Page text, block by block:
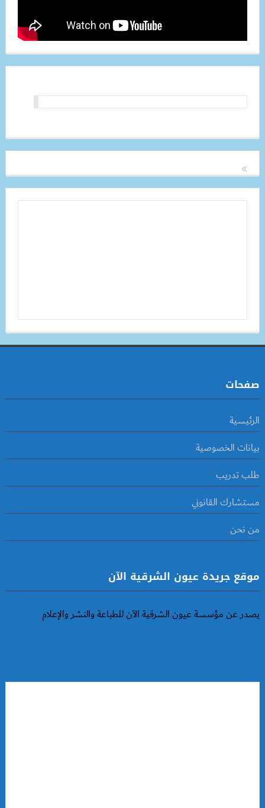
صفحات
الرئيسية
بيانات الخصوصية
طلب تدريب
مستشارك القانوني
من نحن
موقع جريدة عيون الشرقية الآن
يصدر عن مؤسسة عيون الشرقية الآن للطباعة والنشر والإعلام